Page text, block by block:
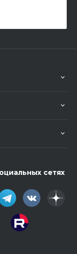
сетях